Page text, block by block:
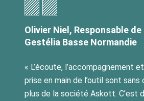
Olivier Niel, Responsable de
Gestélia Basse Normandie
« L’écoute, l’accompagnement
prise en main de l’outil sont
plus de la société Askott. C’est